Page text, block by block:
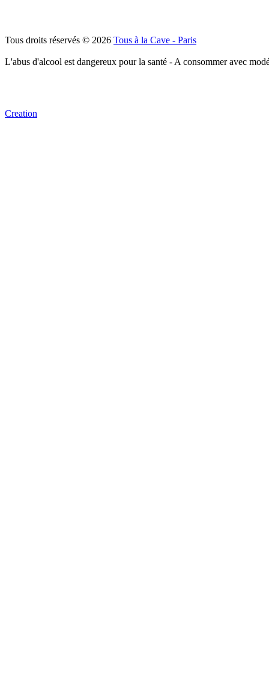
Tous droits réservés © 2026 Tous à la Cave - Paris
L'abus d'alcool est dangereux pour la santé - A consommer avec
Creation